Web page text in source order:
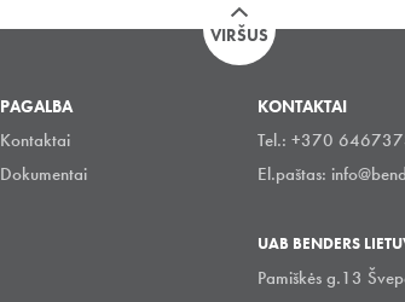
VIRŠUS
PAGALBA
Kontaktai
Dokumentai
KONTAKTAI
Tel.: +370
El.paštas:
UAB BENDERS
Pamiškės g.13